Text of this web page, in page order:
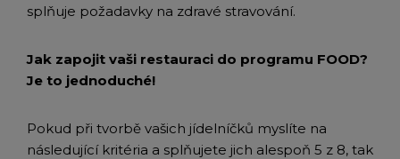
splňuje požadavky na zdravé stravování.
Jak zapojit vaši restauraci do programu FOOD?
Je to jednoduché!
Pokud při tvorbě vašich jídelníčků myslíte na
následující kritéria a splňujete jich alespoň 5 z 8, tak